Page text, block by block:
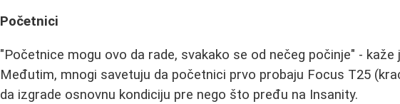
Početnici
"Početnice mogu ovo da rade, svakako se od nečeg počinje" - kaže
Međutim, mnogi savetuju da početnici prvo probaju Focus T25
da izgrade osnovnu kondiciju pre nego što pređu na Insanity.